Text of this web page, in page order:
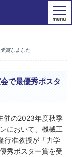
賞しました
で最優秀ポスタ
催の2023年度秋季
において、機械工
准教授が「力学
秀ポスター賞を受